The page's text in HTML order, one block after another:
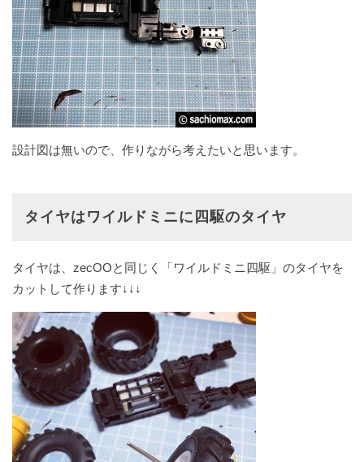
設計図は無いので、作りながら考えたいと思います。
タイヤはワイルドミニに四駆のタイヤ
タイヤは、zecOOと同じく「ワイルドミニ四駆」のタイヤを
カットして作ります↓↓↓